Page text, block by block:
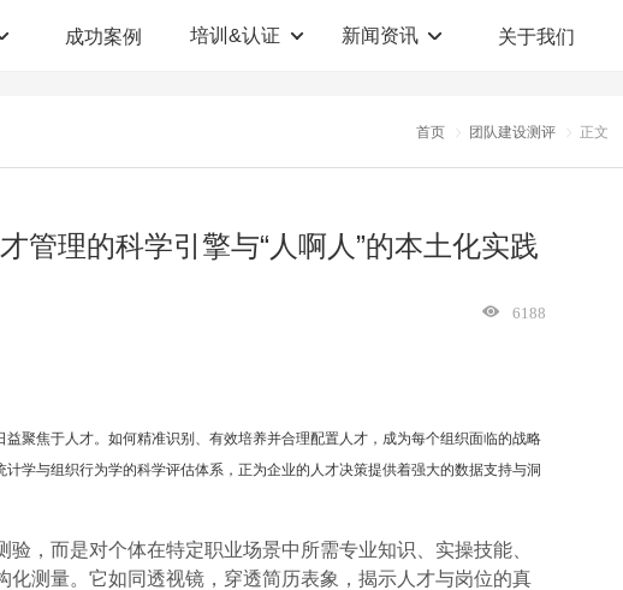
企业管理咨询
人啊人测评云系统
成功案例 培训&认证 新闻资讯 关于我们
首页 团队建设测评 正文
管理的科学引擎与“人啊人”的本土化实践
6188
聚焦于人才。如何精准识别、有效培养并合理配置人才，成为每个组织面临的战略
学与组织行为学的科学评估体系，正为企业的人才决策提供着强大的数据支持与洞
，而是对个体在特定职业场景中所需专业知识、实操技能、
化测量。它如同透视镜，穿透简历表象，揭示人才与岗位的真